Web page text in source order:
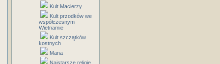
Kult Macierzy
Kult przodków we
współczesnym
Wietnamie
Kult szczątków
kostnych
Mana
Najstarsze religie